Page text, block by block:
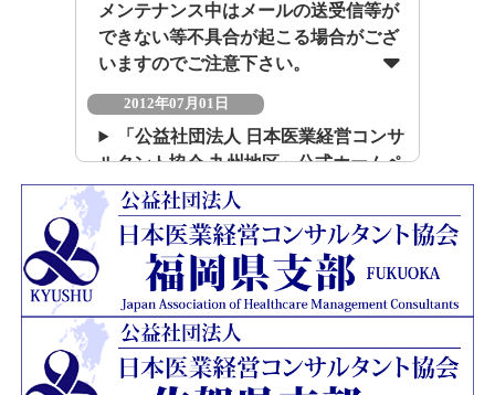
メンテナンス中はメールの送受信等が
できない等不具合が起こる場合がござ
いますのでご注意下さい。
2012年07月01日
「公益社団法人 日本医業経営コンサ
ルタント協会 九州地区」公式ホームペ
ージを開設いたしました。